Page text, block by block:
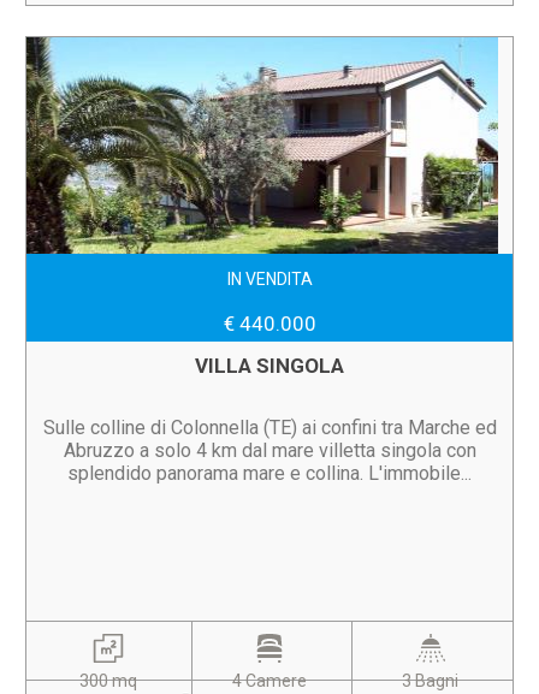
IN VENDITA
€ 440.000
VILLA SINGOLA
Sulle colline di Colonnella (TE) ai confini tra Marche ed
Abruzzo a solo 4 km dal mare villetta singola con
splendido panorama mare e collina. L'immobile...
300 mq 4 Camere
3 Bagni